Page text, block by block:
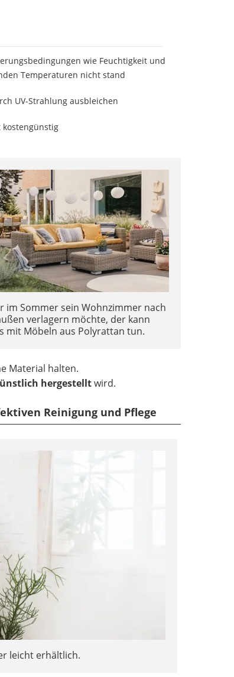
wie Feuchtigkeit und
Temperaturen nicht stand
UV-Strahlung ausbleichen
im Sommer sein Wohnzimmer nach
verlagern möchte, der kann
mit Möbeln aus Polyrattan tun.
Material halten.
hergestelltwird.
Reinigung und Pflege
leicht erhältlich.